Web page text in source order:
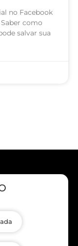
no Facebook
como
salvar sua